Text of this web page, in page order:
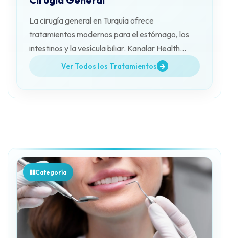
La cirugía general en Turquía ofrece
tratamientos modernos para el estómago, los
intestinos y la vesícula biliar. Kanalar Health
Tourism acompaña a sus pacientes.
Ver Todos los Tratamientos
Categoría